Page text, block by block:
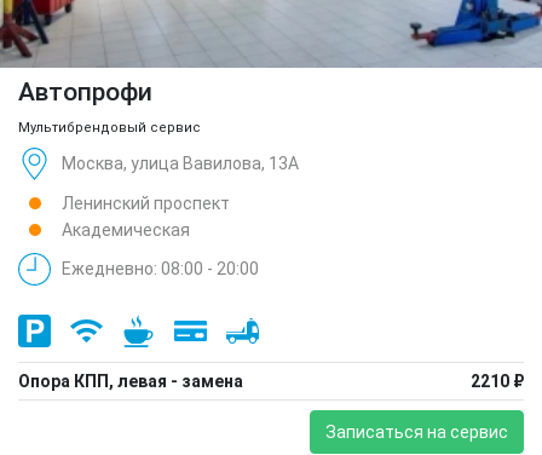
Автопрофи
Мультибрендовый сервис
Москва, улица Вавилова, 13А
Ленинский проспект
Академическая
Ежедневно: 08:00 - 20:00
Опора КПП, левая - замена 2210 ₽
Записаться на сервис